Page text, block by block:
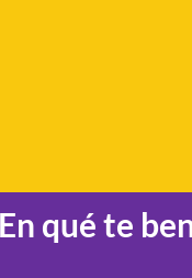
qué te